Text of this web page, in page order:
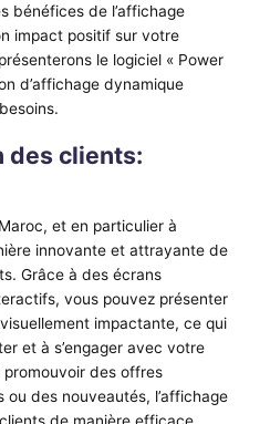
bénéfices de l’affichage
impact positif sur votre
le logiciel « Power
d’affichage dynamique
des clients:
et en particulier à
innovante et attrayante de
Grâce à des écrans
vous pouvez présenter
impactante, ce qui
et à s’engager avec votre
promouvoir des offres
des nouveautés, l’affichage